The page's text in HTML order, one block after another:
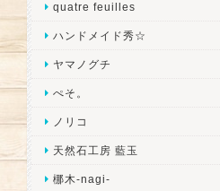
quatre feuilles
ハンドメイド秀☆
ヤマノグチ
ぺそ。
ノリコ
天然石工房 藍玉
梛木-nagi-